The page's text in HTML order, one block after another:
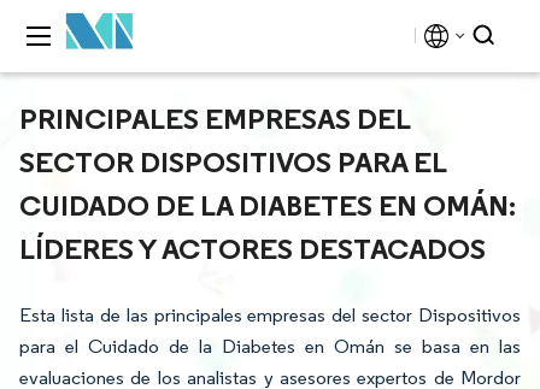
PRINCIPALES EMPRESAS DEL
SECTOR DISPOSITIVOS PARA EL
CUIDADO DE LA DIABETES EN OMÁN:
LÍDERES Y ACTORES DESTACADOS
Esta lista de las principales empresas del sector Dispositivos
para el Cuidado de la Diabetes en Omán se basa en las
evaluaciones de los analistas y asesores expertos de Mordor